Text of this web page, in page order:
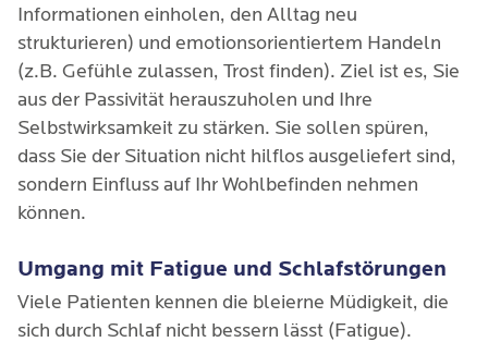
Informationen einholen, den Alltag neu
strukturieren) und emotionsorientiertem Handeln
(z.B. Gefühle zulassen, Trost finden). Ziel ist es, Sie
aus der Passivität herauszuholen und Ihre
Selbstwirksamkeit zu stärken. Sie sollen spüren,
dass Sie der Situation nicht hilflos ausgeliefert sind,
sondern Einfluss auf Ihr Wohlbefinden nehmen
können.
Umgang mit Fatigue und Schlafstörungen
Viele Patienten kennen die bleierne Müdigkeit, die
sich durch Schlaf nicht bessern lässt (Fatigue).